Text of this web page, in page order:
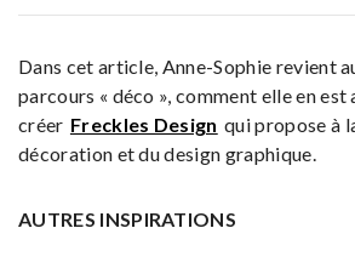
Dans cet article, Anne-Sophie revient
parcours « déco », comment elle en est
créer Freckles Design qui propose à
décoration et du design graphique.
AUTRES INSPIRATIONS